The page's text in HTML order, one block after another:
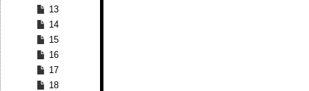
13
14
15
16
17
18